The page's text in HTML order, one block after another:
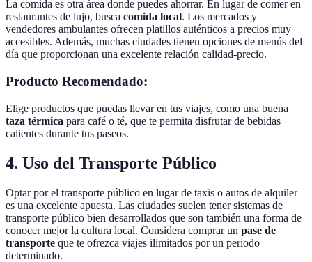
La comida es otra área donde puedes ahorrar. En lugar de comer en
restaurantes de lujo, busca comida local. Los mercados y
vendedores ambulantes ofrecen platillos auténticos a precios muy
accesibles. Además, muchas ciudades tienen opciones de menús del
día que proporcionan una excelente relación calidad-precio.
Producto Recomendado:
Elige productos que puedas llevar en tus viajes, como una buena
taza térmica para café o té, que te permita disfrutar de bebidas
calientes durante tus paseos.
4. Uso del Transporte Público
Optar por el transporte público en lugar de taxis o autos de alquiler
es una excelente apuesta. Las ciudades suelen tener sistemas de
transporte público bien desarrollados que son también una forma de
conocer mejor la cultura local. Considera comprar un pase de
transporte que te ofrezca viajes ilimitados por un periodo
determinado.